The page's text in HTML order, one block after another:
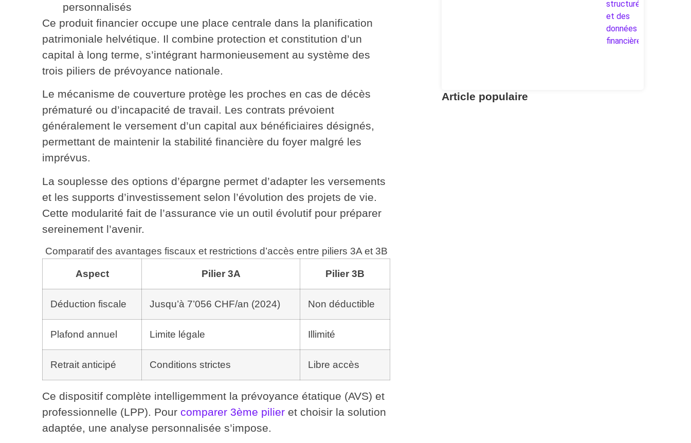
personnalisés
Ce produit financier occupe une place centrale dans la planification
patrimoniale helvétique. Il combine protection et constitution d’un
capital à long terme, s’intégrant harmonieusement au système des
trois piliers de prévoyance nationale.
Le mécanisme de couverture protège les proches en cas de décès
prématuré ou d’incapacité de travail. Les contrats prévoient
généralement le versement d’un capital aux bénéficiaires désignés,
permettant de maintenir la stabilité financière du foyer malgré les
imprévus.
La souplesse des options d’épargne permet d’adapter les versements
et les supports d’investissement selon l’évolution des projets de vie.
Cette modularité fait de l’assurance vie un outil évolutif pour préparer
sereinement l’avenir.
Comparatif des avantages fiscaux et restrictions d’accès entre piliers 3A et 3B
Aspect Pilier 3A Pilier 3B
Déduction fiscale Jusqu’à 7’056 CHF/an (2024) Non déductible
Plafond annuel Limite légale Illimité
Retrait anticipé Conditions strictes Libre accès
Ce dispositif complète intelligemment la prévoyance étatique (AVS) et
professionnelle (LPP). Pour comparer 3ème pilier et choisir la solution
adaptée, une analyse personnalisée s’impose.
Article populaire